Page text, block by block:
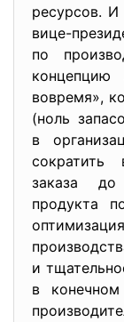
ресурсов. И
вице-
по
концепцию
вовремя»,
(ноль
в
заказа до
продукта
и
в